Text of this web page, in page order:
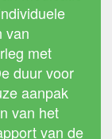
van
met
duur voor
aanpak
van het
van de